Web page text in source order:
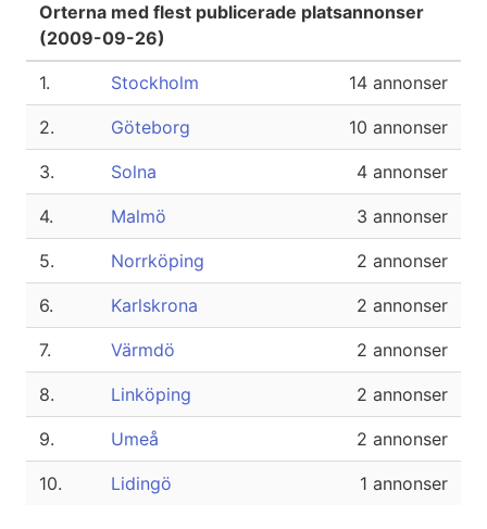
Orterna med flest publicerade platsannonser
(2009-09-26)
1. Stockholm 14 annonser
2. Göteborg 10 annonser
3. Solna 4 annonser
4. Malmö 3 annonser
5. Norrköping 2 annonser
6. Karlskrona 2 annonser
7. Värmdö 2 annonser
8. Linköping 2 annonser
9. Umeå 2 annonser
10. Lidingö 1 annonser